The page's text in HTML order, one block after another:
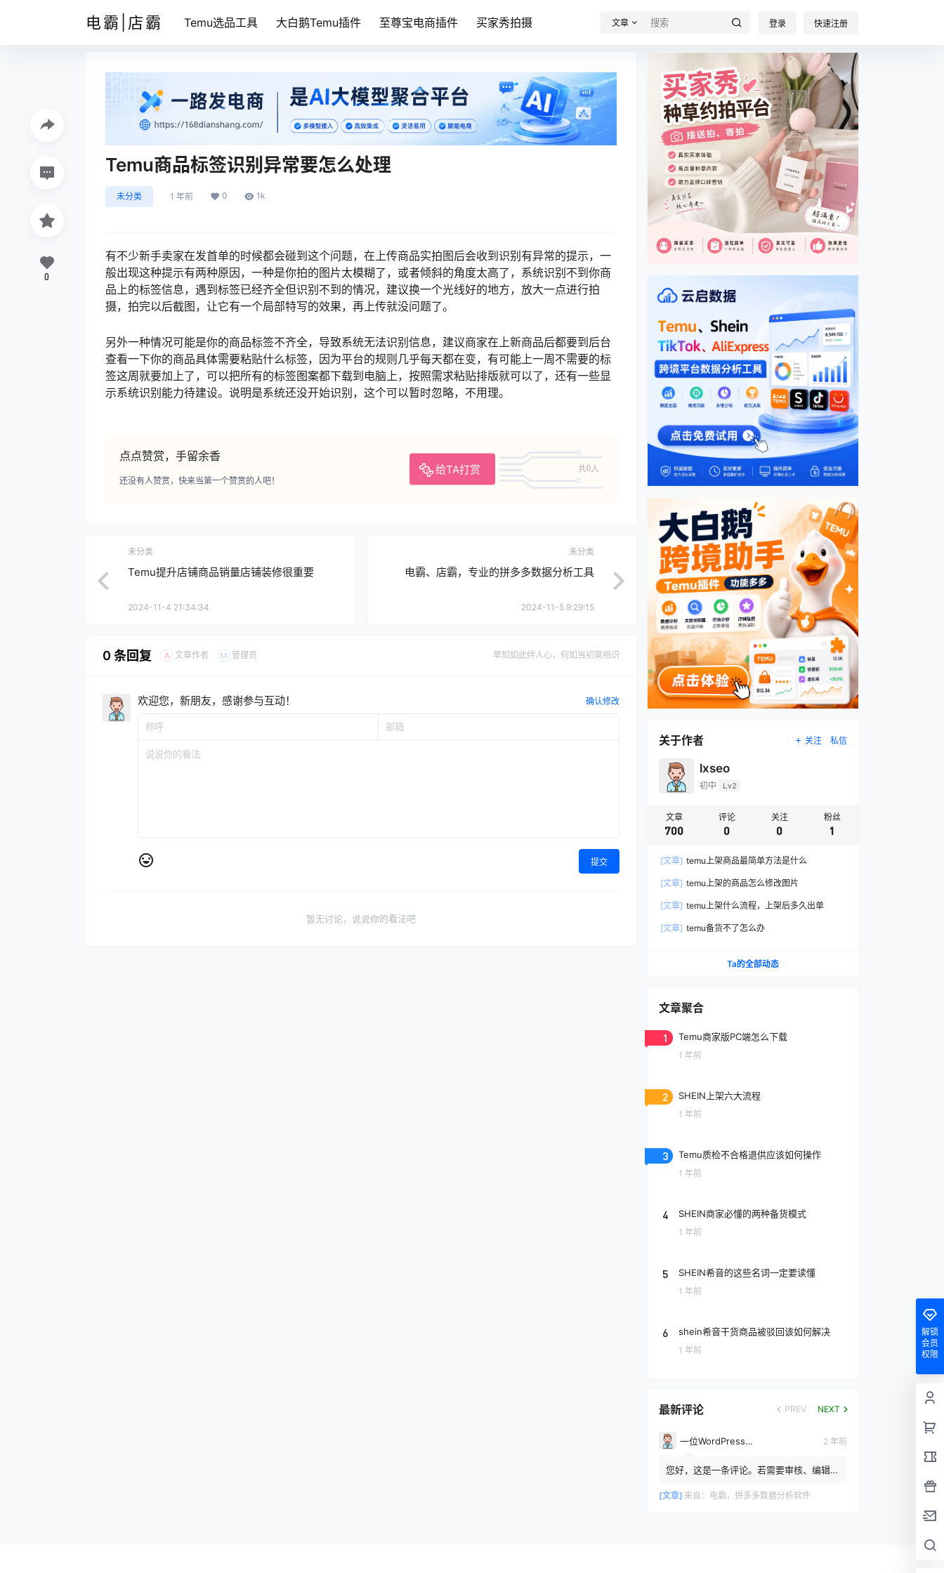
电霸|店霸 Temu选品工具 大白鹅Temu插件 至尊宝电商插件 买家秀拍摄 文章 登录 快速注册
Temu商品标签识别异常要怎么处理
未分类 1 年前 0 1k
有不少新手卖家在发首单的时候都会碰到这个问题，在上传商品实拍图后会收到识别有异常的提示，一
般出现这种提示有两种原因，一种是你拍的图片太模糊了，或者倾斜的角度太高了，系统识别不到你商
品上的标签信息，遇到标签已经齐全但识别不到的情况，建议换一个光线好的地方，放大一点进行拍
摄，拍完以后截图，让它有一个局部特写的效果，再上传就没问题了。
另外一种情况可能是你的商品标签不齐全，导致系统无法识别信息，建议商家在上新商品后都要到后台
查看一下你的商品具体需要粘贴什么标签，因为平台的规则几乎每天都在变，有可能上一周不需要的标
签这周就要加上了，可以把所有的标签图案都下载到电脑上，按照需求粘贴排版就可以了，还有一些显
示系统识别能力待建设。说明是系统还没开始识别，这个可以暂时忽略，不用理。
点点赞赏，手留余香
给TA打赏 共0人
还没有人赞赏，快来当第一个赞赏的人吧！
0
未分类
Temu提升店铺商品销量店铺装修很重要
2024-11-4 21:34:34
未分类
电霸、店霸，专业的拼多多数据分析工具
2024-11-5 9:29:15
0 条回复 A 文章作者 M 管理员 早知如此绊人心，何如当初莫相识
欢迎您，新朋友，感谢参与互动！ 确认修改
提交
暂无讨论，说说你的看法吧
关于作者 关注 私信
lxseo
初中 Lv2
文章
700
评论
0
关注
0
粉丝
1
[文章] temu上架商品最简单方法是什么
[文章] temu上架的商品怎么修改图片
[文章] temu上架什么流程，上架后多久出单
[文章] temu备货不了怎么办
Ta的全部动态
文章聚合
1 Temu商家版PC端怎么下载
1 年前
2 SHEIN上架六大流程
1 年前
3 Temu质检不合格退供应该如何操作
1 年前
4 SHEIN商家必懂的两种备货模式
1 年前
5 SHEIN希音的这些名词一定要读懂
1 年前
6 shein希音干货商品被驳回该如何解决
1 年前
最新评论 PREV NEXT
一位WordPress评论者 2 年前
您好，这是一条评论。若需要审核、编辑或
者头像来自 Gravatar。
[文章] 来自： 电霸，拼多多数据分析软件
解锁
会员
权限